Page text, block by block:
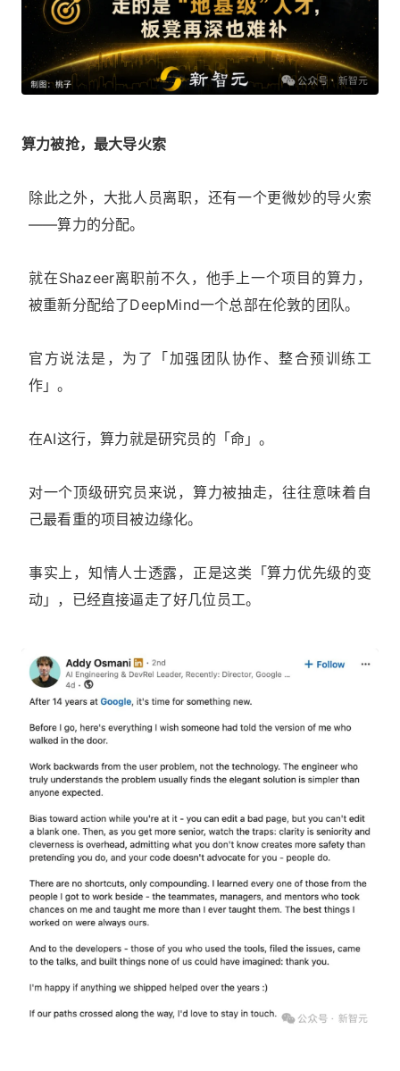
算力被抢，最大导火索
除此之外，大批人员离职，还有一个更微妙的导火索
——算力的分配。
就在Shazeer离职前不久，他手上一个项目的算力，
被重新分配给了DeepMind一个总部在伦敦的团队。
官方说法是，为了「加强团队协作、整合预训练工
作」。
在AI这行，算力就是研究员的「命」。
对一个顶级研究员来说，算力被抽走，往往意味着自
己最看重的项目被边缘化。
事实上，知情人士透露，正是这类「算力优先级的变
动」，已经直接逼走了好几位员工。